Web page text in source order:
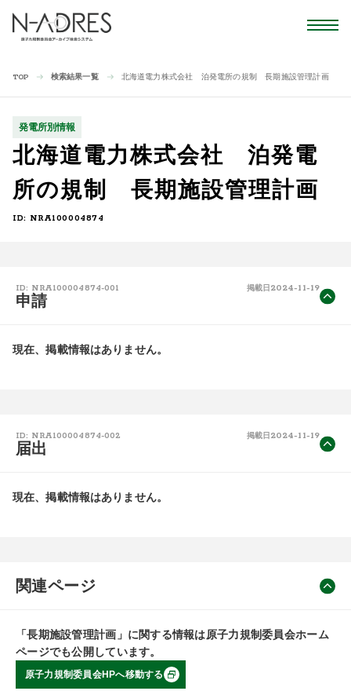
TOP 検索結果一覧 北海道電力株式会社 泊発電所の規制 長期施設管理計画
発電所別情報
北海道電力株式会社 泊発電
所の規制 長期施設管理計画
ID: NRA100004874
ID: NRA100004874-001 掲載日 2024-11-19
申請
現在、掲載情報はありません。
ID: NRA100004874-002 掲載日 2024-11-19
届出
現在、掲載情報はありません。
関連ページ
「長期施設管理計画」に関する情報は原子力規制委員会ホーム
ページでも公開しています。
原子力規制委員会HPへ移動する